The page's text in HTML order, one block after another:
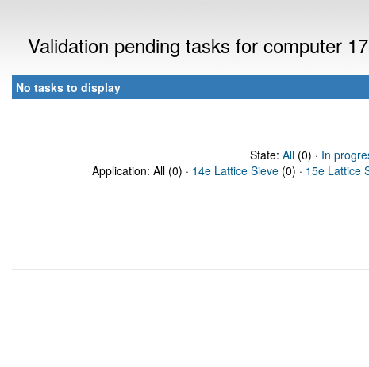
Validation pending tasks for computer
No tasks to display
State: All(0) · In
Application: All (0) · 14e Lattice Sieve (0) · 15e Lattice